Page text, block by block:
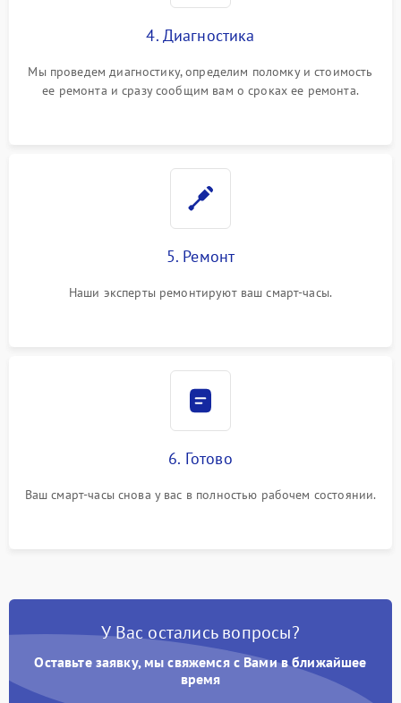
4. Диагностика
Мы проведем диагностику, определим поломку и стоимость
ее ремонта и сразу сообщим вам о сроках ее ремонта.
5. Ремонт
Наши эксперты ремонтируют ваш смарт-часы.
6. Готово
Ваш смарт-часы снова у вас в полностью рабочем состоянии.
У Вас остались вопросы?
Оставьте заявку, мы свяжемся с Вами в ближайшее
время